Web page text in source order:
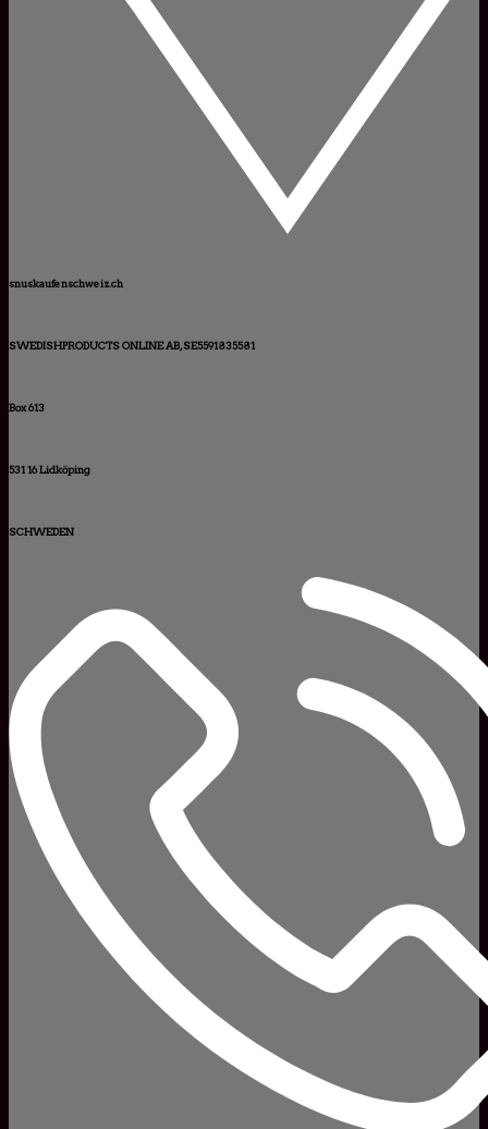
snuskaufenschweiz.ch
SWEDISHPRODUCTS ONLINE AB, SE5591835581
Box 613
531 16 Lidköping
SCHWEDEN